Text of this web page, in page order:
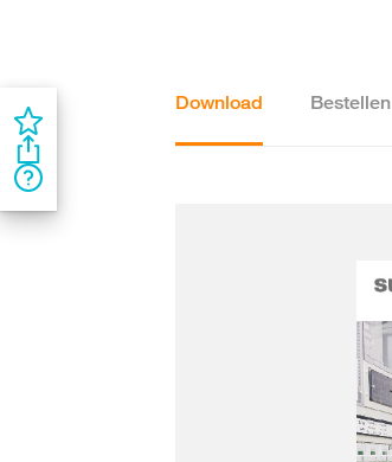
Download Bestellen